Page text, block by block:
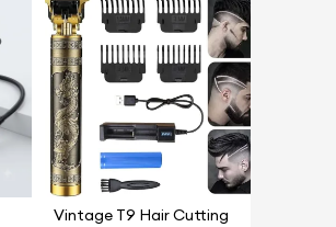
Vintage T9 Hair Cutting